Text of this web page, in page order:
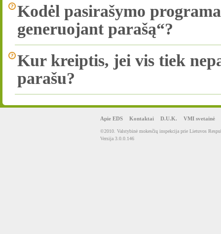
Kodėl pasirašymo
generuojant parašą“?
Kur kreiptis, jei vis tiek
parašu?
Apie EDS Kontaktai D.U.K. VMI svetainė
©2010. Valstybinė mokesčių inspekcija prie Lietuvos
Versija 3.0.0.146